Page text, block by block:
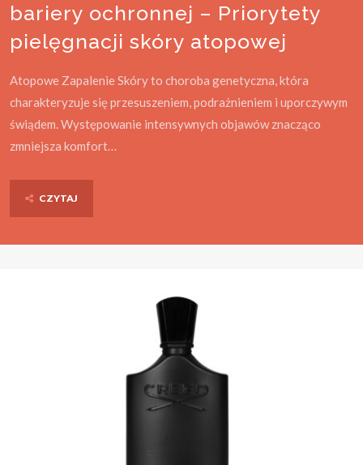
bariery ochronnej – Priorytety
pielęgnacji skóry atopowej
Atopowe Zapalenie Skóry to choroba genetyczna, która
charakteryzuje się przesuszeniem, podrażnieniem i uporczywym
świądem. Występowanie intensywnych objawów znacząco
zmniejsza komfort…
CZYTAJ